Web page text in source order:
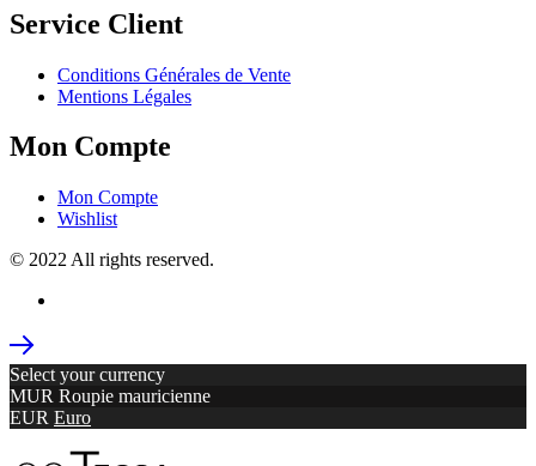
Service Client
Conditions Générales de Vente
Mentions Légales
Mon Compte
Mon Compte
Wishlist
© 2022 All rights reserved.
Select your currency
MUR Roupie mauricienne
EUR Euro